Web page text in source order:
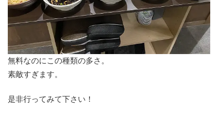
無料なのにこの種類の多さ。
素敵すぎます。
是非行ってみて下さい！